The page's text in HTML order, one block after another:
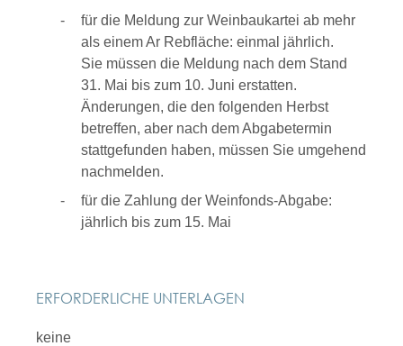
für die Meldung zur Weinbaukartei ab mehr
als einem Ar Rebfläche: einmal jährlich.
Sie müssen die Meldung nach dem Stand
31. Mai bis zum 10. Juni erstatten.
Änderungen, die den folgenden Herbst
betreffen, aber nach dem Abgabetermin
stattgefunden haben, müssen Sie umgehend
nachmelden.
für die Zahlung der Weinfonds-Abgabe:
jährlich bis zum 15. Mai
ERFORDERLICHE UNTERLAGEN
keine